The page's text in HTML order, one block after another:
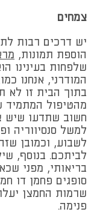
צמחים
יש דרכים רבות
הוספת תמונות,
שלפחות בעינינו
המודרני, אנחנו
בתוך הבית זו לא
מהטיפול המתמיד
חשוב שתדעו שיש
למשל סנסיווריה
לשבוע, וכמובן
לביתכם. בנוסף,
בריאותי, מפני
סופגים פחמן דו
שרמות החמצן
פנימה.